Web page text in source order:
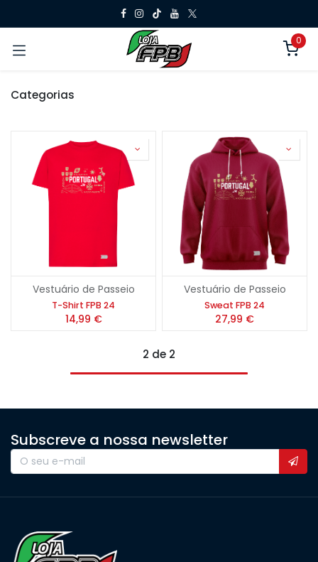
0
Categorias
Vestuário de Passeio
T-Shirt FPB 24
14,99 €
Vestuário de Passeio
Sweat FPB 24
27,99 €
2 de 2
Subscreve a nossa newsletter